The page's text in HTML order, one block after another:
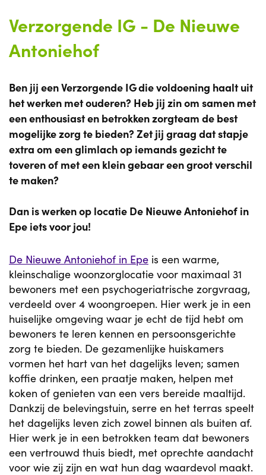
Verzorgende IG - De Nieuwe
Antoniehof
Ben jij een Verzorgende IG die voldoening haalt uit
het werken met ouderen? Heb jij zin om samen met
een enthousiast en betrokken zorgteam de best
mogelijke zorg te bieden? Zet jij graag dat stapje
extra om een glimlach op iemands gezicht te
toveren of met een klein gebaar een groot verschil
te maken?
Dan is werken op locatie De Nieuwe Antoniehof in
Epe iets voor jou!
De Nieuwe Antoniehof in Epe is een warme,
kleinschalige woonzorglocatie voor maximaal 31
bewoners met een psychogeriatrische zorgvraag,
verdeeld over 4 woongroepen. Hier werk je in een
huiselijke omgeving waar je echt de tijd hebt om
bewoners te leren kennen en persoonsgerichte
zorg te bieden. De gezamenlijke huiskamers
vormen het hart van het dagelijks leven; samen
koffie drinken, een praatje maken, helpen met
koken of genieten van een vers bereide maaltijd.
Dankzij de belevingstuin, serre en het terras speelt
het dagelijks leven zich zowel binnen als buiten af.
Hier werk je in een betrokken team dat bewoners
een vertrouwd thuis biedt, met oprechte aandacht
voor wie zij zijn en wat hun dag waardevol maakt.